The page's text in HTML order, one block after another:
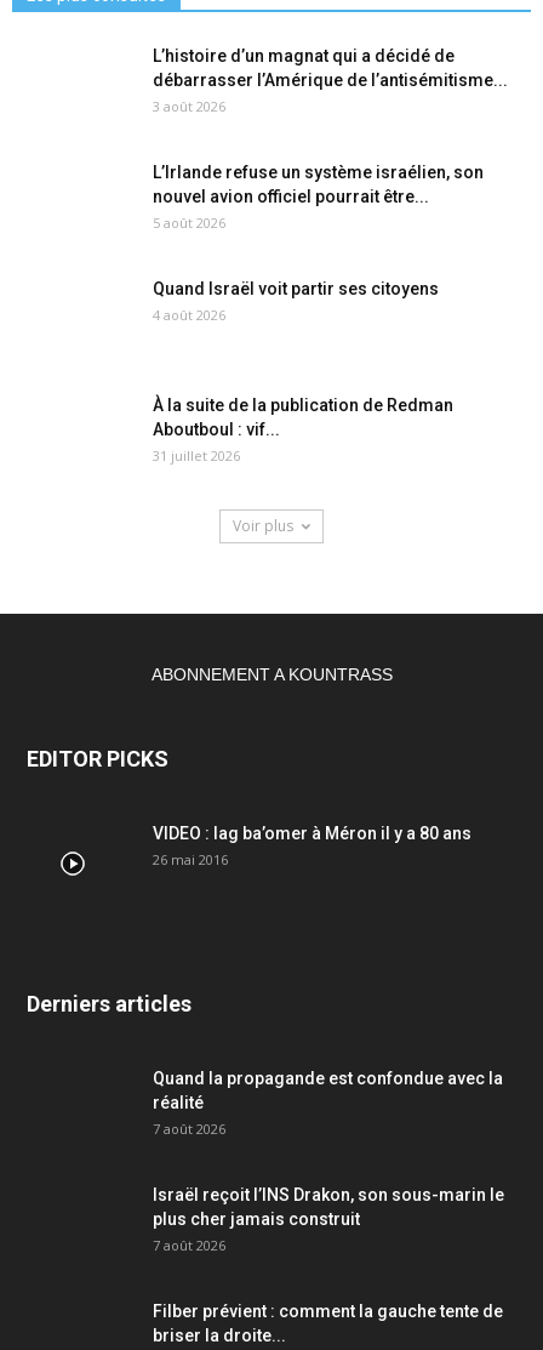
L’histoire d’un magnat qui a décidé de
débarrasser l’Amérique de l’antisémitisme...
3 août 2026
L’Irlande refuse un système israélien, son
nouvel avion officiel pourrait être...
5 août 2026
Quand Israël voit partir ses citoyens
4 août 2026
À la suite de la publication de Redman
Aboutboul : vif...
31 juillet 2026
Voir plus
ABONNEMENT A KOUNTRASS
EDITOR PICKS
VIDEO : lag ba’omer à Méron il y a 80 ans
26 mai 2016
Derniers articles
Quand la propagande est confondue avec la
réalité
7 août 2026
Israël reçoit l’INS Drakon, son sous-marin le
plus cher jamais construit
7 août 2026
Filber prévient : comment la gauche tente de
briser la droite...